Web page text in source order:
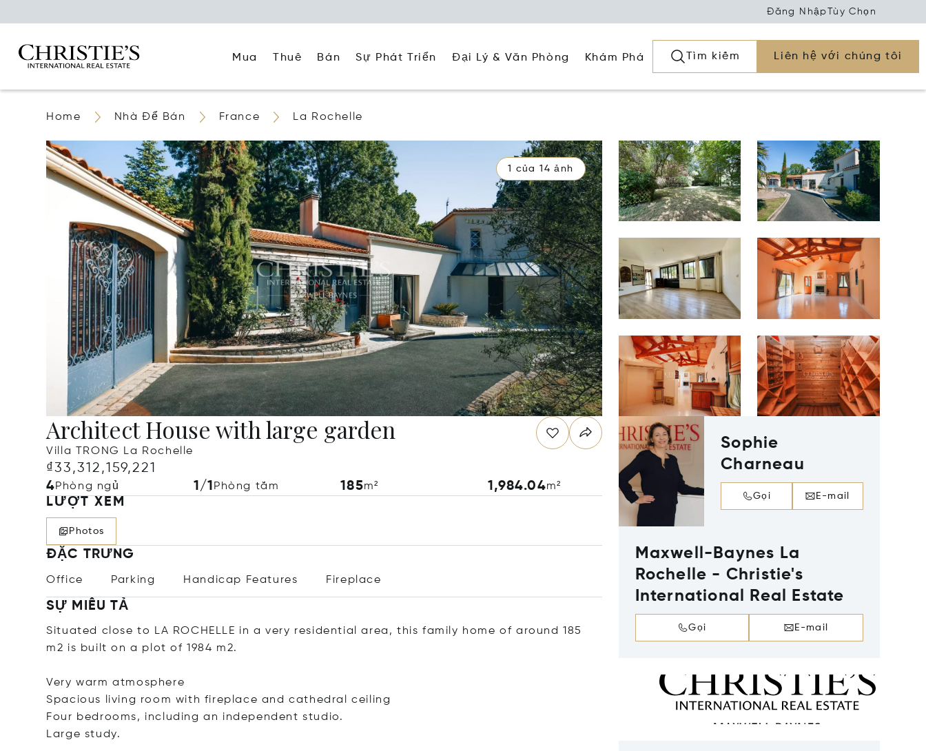
Đăng Nhập Tùy Chọn
Mua Thuê Bán Sự Phát Triển Đại Lý & Văn Phòng Khám Phá Tìm kiếm Liên hệ với chúng tôi
Home Nhà Để Bán France La Rochelle
1 của 14 ảnh
Architect House with large garden
Villa TRONG La Rochelle
₫33,312,159,221
4Phòng ngủ 1/1 Phòng tắm 185m² 1,984.04m²
LƯỢT XEM
Photos
ĐẶC TRƯNG
Office Parking Handicap Features Fireplace
SỰ MIÊU TẢ
Situated close to LA ROCHELLE in a very residential area, this family home of around 185
m2 is built on a plot of 1984 m2.
Very warm atmosphere
Spacious living room with fireplace and cathedral ceiling
Four bedrooms, including an independent studio.
Large study.
Sophie
Charneau
Gọi E-mail
Maxwell-Baynes La
Rochelle - Christie's
International Real Estate
Gọi E-mail